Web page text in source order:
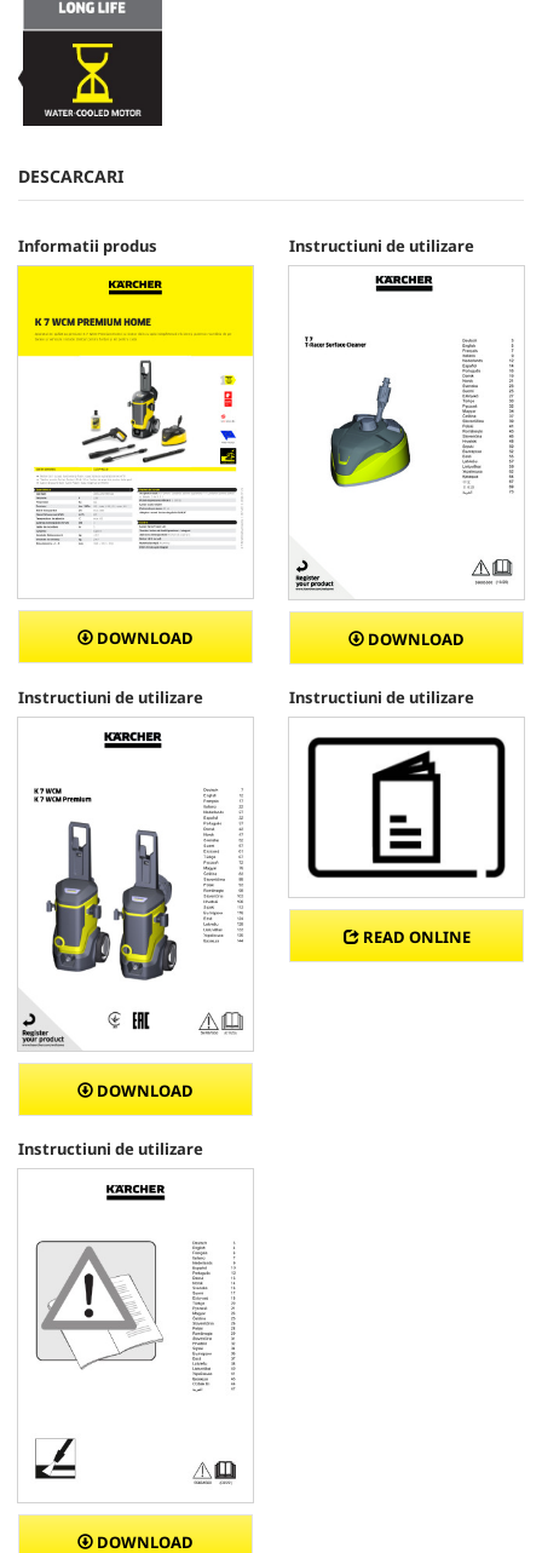
DESCARCARI
Informatii produs
DOWNLOAD
Instructiuni de utilizare
DOWNLOAD
Instructiuni de utilizare
DOWNLOAD
Instructiuni de utilizare
READ ONLINE
Instructiuni de utilizare
DOWNLOAD